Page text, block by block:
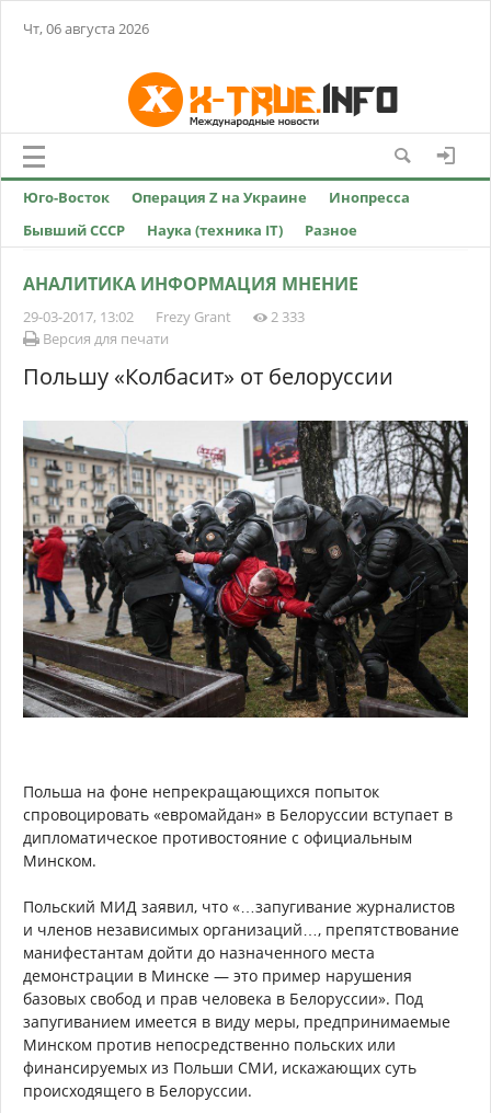
Чт, 06 августа 2026
Юго-Восток Операция Z на Украине
Инопресса
Бывший СССР
Наука (техника IT) Разное
АНАЛИТИКА ИНФОРМАЦИЯ МНЕНИЕ
29-03-2017, 13:02 Frezy Grant
2 333
Версия для печати
Польшу «Колбасит» от белоруссии
Польша на фоне непрекращающихся попыток
спровоцировать «евромайдан» в Белоруссии вступает в
дипломатическое противостояние с официальным
Минском.
Польский МИД заявил, что «…запугивание журналистов
и членов независимых организаций…, препятствование
манифестантам дойти до назначенного места
демонстрации в Минске — это пример нарушения
базовых свобод и прав человека в Белоруссии». Под
запугиванием имеется в виду меры, предпринимаемые
Минском против непосредственно польских или
финансируемых из Польши СМИ, искажающих суть
происходящего в Белоруссии.